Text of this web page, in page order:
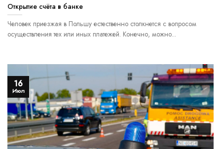
Открытие счёта в банке
Человек приезжая в Польшу естественно столкнется с вопросом
осуществления тех или иных платежей. Конечно, можно...
16
Июл